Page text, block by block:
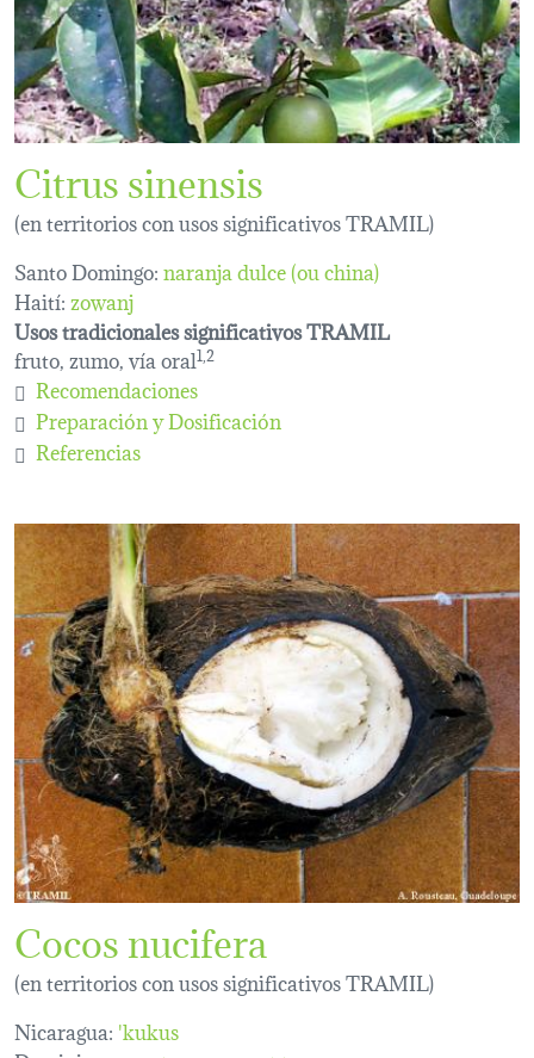
Citrus sinensis
(en territorios con usos significativos TRAMIL)
Santo Domingo:naranja dulce (ou china)
Haití:zowanj
Usos tradicionales significativos TRAMIL
fruto, zumo, vía oral1,2
Recomendaciones
Preparación y Dosificación
Referencias
Cocos nucifera
(en territorios con usos significativos TRAMIL)
Nicaragua: 'kukus